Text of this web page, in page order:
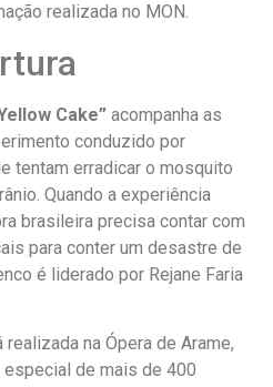
realizada no MON.
Cake” acompanha as
conduzido por
tentam erradicar o mosquito
Quando a experiência
brasileira precisa contar com
para conter um desastre de
é liderado por Rejane Faria
na Ópera de Arame,
de mais de 400